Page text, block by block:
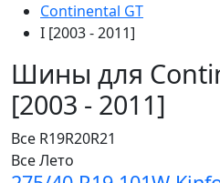
Continental GT
I [2003 - 2011]
Шины для
[2003 - 2011]
Все R19R20R21
ВсеЛето